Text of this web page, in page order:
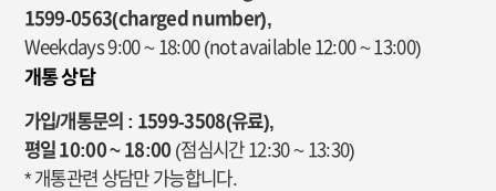
1599-0563(charged number),
Weekdays 9:00 ~ 18:00 (not available 12:00 ~ 13:00)
개통 상담
가입/개통문의 : 1599-3508(유료),
평일 10:00 ~ 18:00 (점심시간 12:30 ~ 13:30)
* 개통관련 상담만 가능합니다.